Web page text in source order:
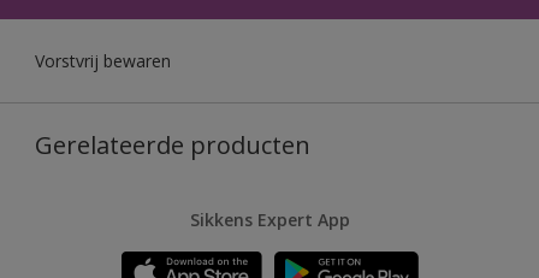
Vorstvrij bewaren
Gerelateerde producten
Sikkens Expert App